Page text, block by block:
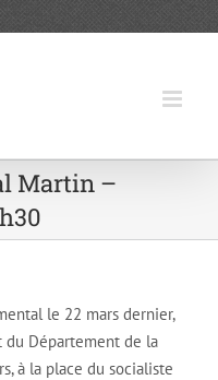
Martin –
le 22 mars dernier,
du Département de la
à la place du socialiste